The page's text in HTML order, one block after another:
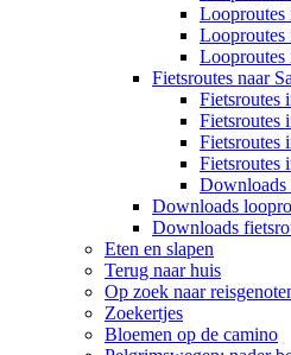
Looproutes
Looproutes
Fietsroutes naar
Fietsroutes
Fietsroutes
Fietsroutes
Fietsroutes
Downloads
Downloads
Downloads
Eten en slapen
Terug naar huis
Op zoek naar
Zoekertjes
Bloemen op de camino